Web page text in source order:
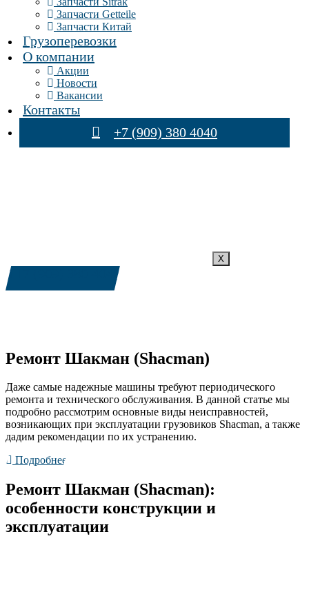
Запчасти Getteile
Запчасти Китай
Грузоперевозки
О компании
Акции
Новости
Вакансии
Контакты
+7 (909) 380 4040
X
+7 (909) 380-4040
Ремонт Шакман (Shacman)
Даже самые надежные машины требуют периодического
ремонта и технического обслуживания. В данной статье мы
подробно рассмотрим основные виды неисправностей,
возникающих при эксплуатации грузовиков Shacman, а также
дадим рекомендации по их устранению.
Подробнее
Ремонт Шакман (Shacman)​:
особенности конструкции и
эксплуатации